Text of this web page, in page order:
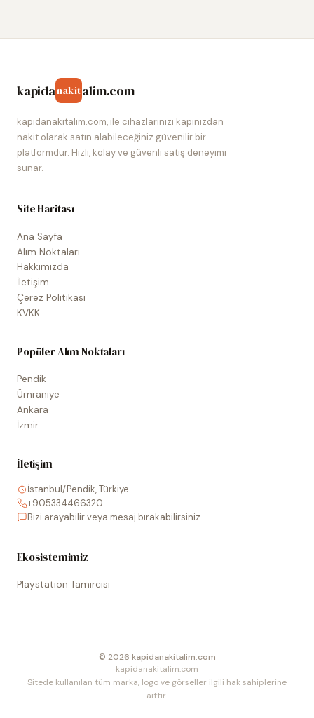
kapidanakitalim.com
kapidanakitalim.com, ile cihazlarınızı kapınızdan
nakit olarak satın alabileceğiniz güvenilir bir
platformdur. Hızlı, kolay ve güvenli satış deneyimi
sunar.
Site Haritası
Ana Sayfa
Alım Noktaları
Hakkımızda
İletişim
Çerez Politikası
KVKK
Popüler Alım Noktaları
Pendik
Ümraniye
Ankara
İzmir
İletişim
İstanbul/Pendik, Türkiye
+905334466320
Bizi arayabilir veya mesaj bırakabilirsiniz.
Ekosistemimiz
Playstation Tamircisi
© 2026 kapidanakitalim.com
kapidanakitalim.com
Sitede kullanılan tüm marka, logo ve görseller ilgili hak sahiplerine
aittir.